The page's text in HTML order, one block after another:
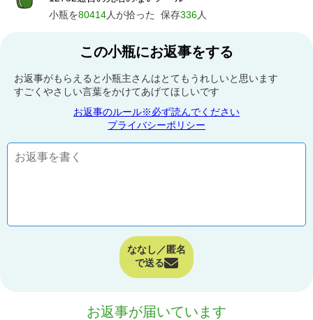
小瓶を80414 人が拾った 保存336 人
この小瓶にお返事をする
お返事がもらえると小瓶主さんはとてもうれしいと思います
すごくやさしい言葉をかけてあげてほしいです
お返事のルール※必ず読んでください
プライバシーポリシー
ななし／匿名
で送る
お返事が届いています